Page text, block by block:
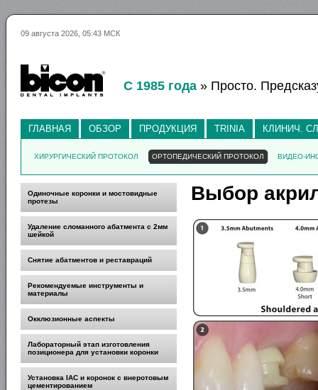
09 августа 2026, 05:43 МСК
С 1985 года » Просто.
ГЛАВНАЯ ОБЗОР ПРОДУКЦИЯ TRINIA КЛИНИЧ.
ХИРУРГИЧЕСКИЙ ПРОТОКОЛ ОРТОПЕДИЧЕСКИЙ ПРОТОКОЛ ВИДЕО-
Одиночные коронки и мостовидные
протезы
Удаление сломанного абатмента с 2мм
шейкой
Снятие абатментов и реставраций
Рекомендуемые инструменты и
материалы
Окклюзионные аспекты
Лабораторный этап изготовления
позиционера для установки коронки
Установка IAC и коронок с внеротовым
цементированием
Выбор